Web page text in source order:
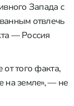
Запада с
отвлечь
— Россия
того факта,
на земле», — не